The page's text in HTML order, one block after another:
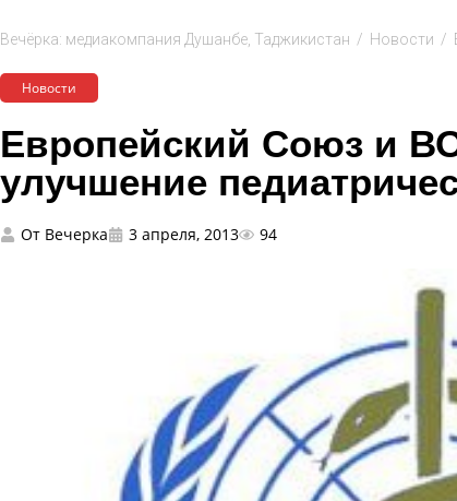
Вечёрка: медиакомпания Душанбе, Таджикистан / Новости /
Новости
Европейский Союз и
улучшение
От Вечерка 3 апреля, 2013 94